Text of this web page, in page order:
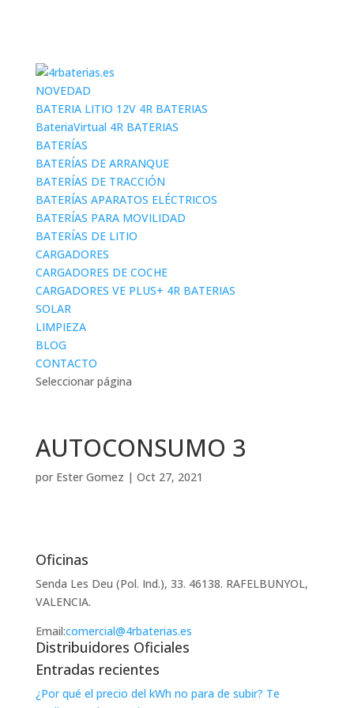
NOVEDAD
BATERIA LITIO 12V 4R BATERIAS
BateriaVirtual 4R BATERIAS
BATERÍAS
BATERÍAS DE ARRANQUE
BATERÍAS DE TRACCIÓN
BATERÍAS APARATOS ELÉCTRICOS
BATERÍAS PARA MOVILIDAD
BATERÍAS DE LITIO
CARGADORES
CARGADORES DE COCHE
CARGADORES VE PLUS+ 4R BATERIAS
SOLAR
LIMPIEZA
BLOG
CONTACTO
Seleccionar página
AUTOCONSUMO 3
por Ester Gomez | Oct 27, 2021
Oficinas
Senda Les Deu (Pol. Ind.), 33. 46138. RAFELBUNYOL,
VALENCIA.
Email:comercial@4rbaterias.es
Distribuidores Oficiales
Entradas recientes
¿Por qué el precio del kWh no para de subir? Te